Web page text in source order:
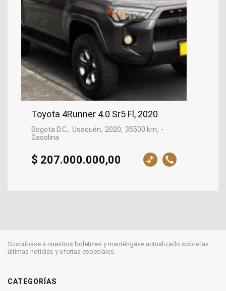
Toyota 4Runner 4.0 Sr5 Fl, 2020
Bogota D.C. Usaquén 2020 35500 km
-
Gasolina
$ 207.000.000,00
Suscríbase a nuestros boletines y manténgase actualizado sobre las
últimas noticias y ofertas especiales.
CATEGORÍAS